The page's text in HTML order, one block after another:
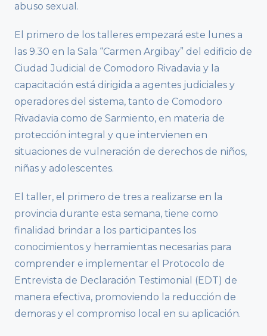
abuso sexual.
El primero de los talleres empezará este lunes a
las 9.30 en la Sala “Carmen Argibay” del edificio de
Ciudad Judicial de Comodoro Rivadavia y la
capacitación está dirigida a agentes judiciales y
operadores del sistema, tanto de Comodoro
Rivadavia como de Sarmiento, en materia de
protección integral y que intervienen en
situaciones de vulneración de derechos de niños,
niñas y adolescentes.
El taller, el primero de tres a realizarse en la
provincia durante esta semana, tiene como
finalidad brindar a los participantes los
conocimientos y herramientas necesarias para
comprender e implementar el Protocolo de
Entrevista de Declaración Testimonial (EDT) de
manera efectiva, promoviendo la reducción de
demoras y el compromiso local en su aplicación.